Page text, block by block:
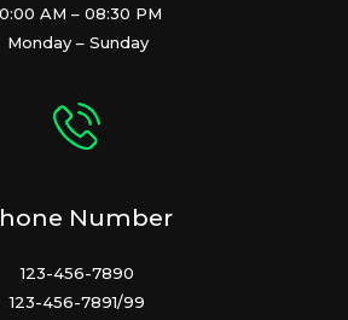
AM – 08:30 PM
Monday – Sunday
Number
123-456-7890
123-456-7891/99